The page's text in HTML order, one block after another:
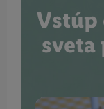
Vstúp
sveta